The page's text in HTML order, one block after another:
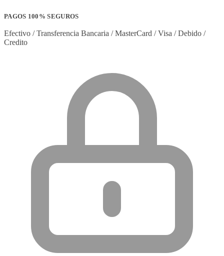
PAGOS 100% SEGUROS
Efectivo / Transferencia Bancaria / MasterCard / Visa / Debido /
Credito